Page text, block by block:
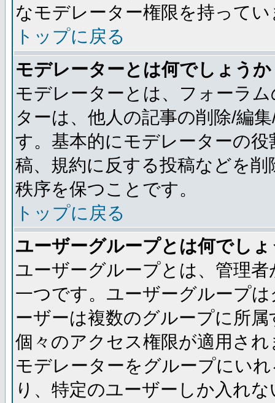
なモデレーター権限を持ってい
トップに戻る
モデレーターとは何でしょうか
モデレーターとは、フォーラ
ターは、他人の記事の削除/編
す。基本的にモデレーターの
稿、規約に反する投稿などを
秩序を保つことです。
トップに戻る
ユーザーグループとは何でし
ユーザーグループとは、管理
一つです。ユーザーグループ
ーザーは複数のグループに所
個々のアクセス権限が適用さ
モデレーターをグループにい
り、特定のユーザーしか入れ